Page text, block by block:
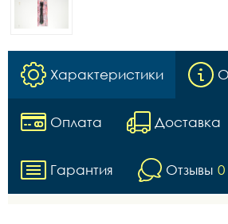
Характеристики
Оплата Доставка
Гарантия Отзывы 0